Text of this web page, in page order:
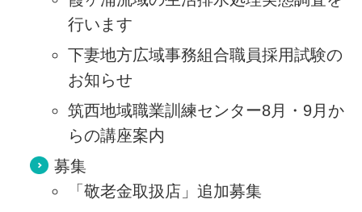
行います
下妻地方広域事務組合職員採用試験の
お知らせ
筑西地域職業訓練センター8月・9月か
らの講座案内
募集
「敬老金取扱店」追加募集